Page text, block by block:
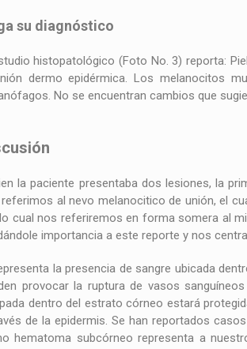
su diagnóstico
histopatológico (Foto No. 3) reporta:
dermo epidérmica. Los melanocitos
No se encuentran cambios que
la paciente presentaba dos lesiones, la
al nevo melanocitico de unión, el
cual nos referiremos en forma somera al
importancia a este reporte y nos
la presencia de sangre ubicada
provocar la ruptura de vasos
dentro del estrato córneo estará
de la epidermis. Se han reportados
hematoma subcórneo representa a